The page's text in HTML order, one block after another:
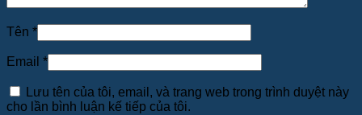
Tên *
Email *
Lưu tên của tôi, email, và trang web trong trình duyệt này
cho lần bình luận kế tiếp của tôi.